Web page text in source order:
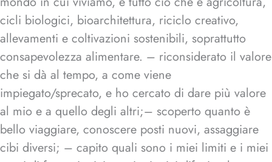
cicli biologici, bioarchitettura, riciclo creativo,
allevamenti e coltivazioni sostenibili, soprattutto
consapevolezza alimentare. – riconsiderato il valore
che si dà al tempo, a come viene
impiegato/sprecato, e ho cercato di dare più valore
al mio e a quello degli altri;– scoperto quanto è
bello viaggiare, conoscere posti nuovi, assaggiare
cibi diversi; – capito quali sono i miei limiti e i miei